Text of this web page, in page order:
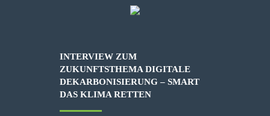
INTERVIEW ZUM
ZUKUNFTSTHEMA DIGITALE
DEKARBONISIERUNG – SMART
DAS KLIMA RETTEN